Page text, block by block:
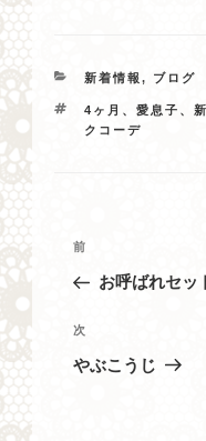
カ
ゴ
リ
新着情報, ブログ
タ
グ
4ヶ月、愛息子、
クコーデ
投
ビ
ゲ
過
去
投
前
お呼ばれセッ
次
の
次
やぶこうじ